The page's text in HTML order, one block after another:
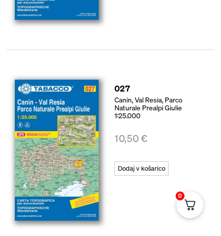
027
Canin, Val Resia, Parco
Naturale Prealpi Giulie
1:25.000
10,50€
Dodaj v košarico
0